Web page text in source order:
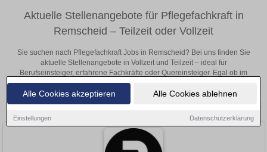
Alle Cookies akzeptieren Alle Cookies ablehnen
Einstellungen Datenschutzerklärung
Aktuelle Stellenangebote für Pflegefachkraft in
Remscheid – Teilzeit oder Vollzeit
Sie suchen nach Pflegefachkraft Jobs in Remscheid? Bei uns finden Sie
aktuelle Stellenangebote in Vollzeit und Teilzeit – ideal für
Berufseinsteiger, erfahrene Fachkräfte oder Quereinsteiger. Egal ob im
Büro, vor Ort oder remote: Entdecken Sie jetzt neue Chancen in Ihrer
Region und bewerben Sie sich direkt auf passende Pflegefachkraft-
Stellen in Remscheid!